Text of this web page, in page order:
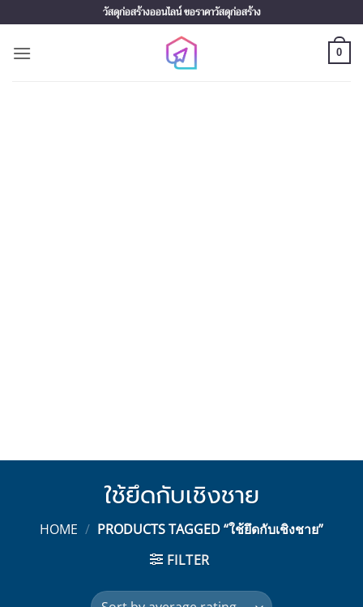
to
content
วัสดุก่อสร้างออนไลน์ ขอราคาวัสดุก่อสร้าง
0
ใช้ยึดกับเชิงชาย
HOME / PRODUCTS TAGGED “ใช้ยึดกับเชิงชาย”
FILTER